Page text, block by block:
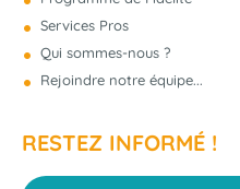
Services Pros
Qui sommes-nous ?
Rejoindre notre équipe...
RESTEZ INFORMÉ !